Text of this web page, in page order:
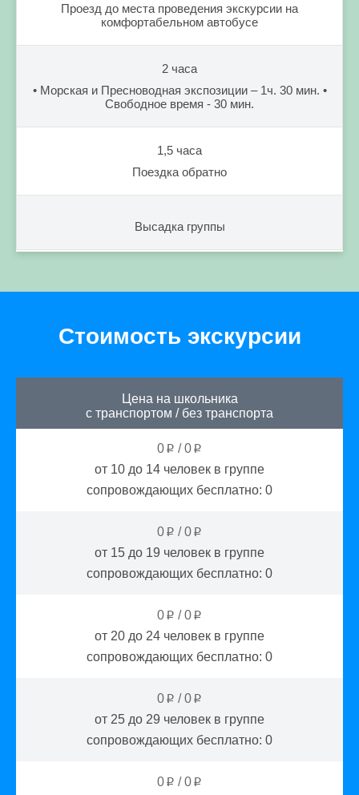
Проезд до места проведения экскурсии на
комфортабельном автобусе
2 часа
• Морская и Пресноводная экспозиции – 1ч. 30 мин. •
Свободное время - 30 мин.
1,5 часа
Поездка обратно
Высадка группы
Стоимость экскурсии
Цена на школьника
с транспортом / без транспорта
0 p /0 p
от 10 до 14 человек в группе
сопровождающих бесплатно: 0
0 p /0 p
от 15 до 19 человек в группе
сопровождающих бесплатно: 0
0 p /0 p
от 20 до 24 человек в группе
сопровождающих бесплатно: 0
0 p /0 p
от 25 до 29 человек в группе
сопровождающих бесплатно: 0
0 p /0 p